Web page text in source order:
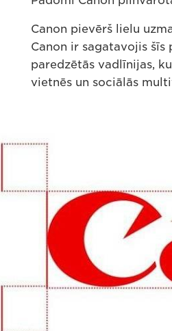
Canon pievērš lielu
Canon ir sagatavojis
paredzētās vadlīnijas,
vietnēs un sociālās